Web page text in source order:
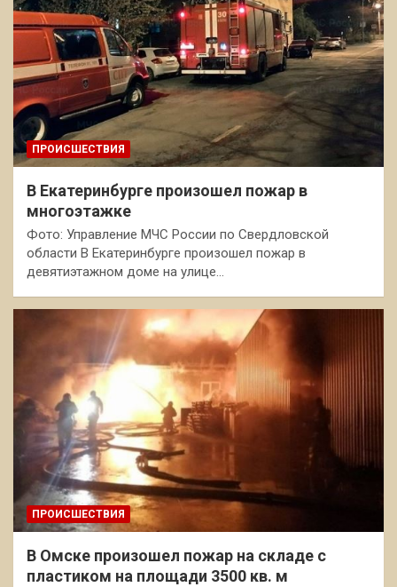
ПРОИСШЕСТВИЯ
В Екатеринбурге произошел пожар в
многоэтажке
Фото: Управление МЧС России по Свердловской
области В Екатеринбурге произошел пожар в
девятиэтажном доме на улице…
ПРОИСШЕСТВИЯ
В Омске произошел пожар на складе с
пластиком на площади 3500 кв. м